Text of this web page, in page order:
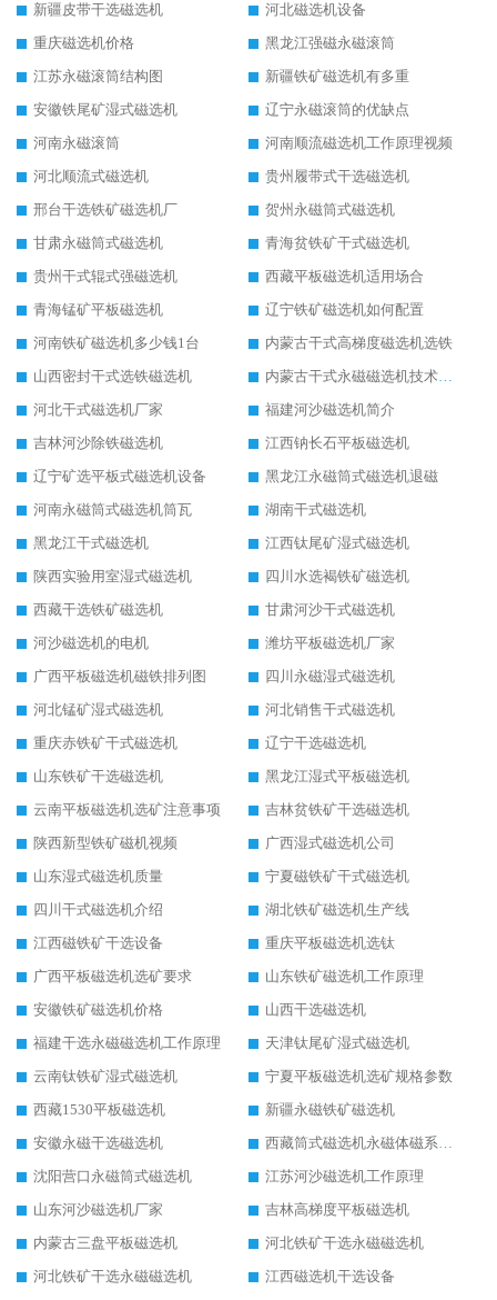
新疆皮带干选磁选机
河北磁选机设备
重庆磁选机价格
黑龙江强磁永磁滚筒
江苏永磁滚筒结构图
新疆铁矿磁选机有多重
安徽铁尾矿湿式磁选机
辽宁永磁滚筒的优缺点
河南永磁滚筒
河南顺流磁选机工作原理视频
河北顺流式磁选机
贵州履带式干选磁选机
邢台干选铁矿磁选机厂
贺州永磁筒式磁选机
甘肃永磁筒式磁选机
青海贫铁矿干式磁选机
贵州干式辊式强磁选机
西藏平板磁选机适用场合
青海锰矿平板磁选机
辽宁铁矿磁选机如何配置
河南铁矿磁选机多少钱1台
内蒙古干式高梯度磁选机选铁
山西密封干式选铁磁选机
内蒙古干式永磁磁选机技术要求
河北干式磁选机厂家
福建河沙磁选机简介
吉林河沙除铁磁选机
江西钠长石平板磁选机
辽宁矿选平板式磁选机设备
黑龙江永磁筒式磁选机退磁
河南永磁筒式磁选机筒瓦
湖南干式磁选机
黑龙江干式磁选机
江西钛尾矿湿式磁选机
陕西实验用室湿式磁选机
四川水选褐铁矿磁选机
西藏干选铁矿磁选机
甘肃河沙干式磁选机
河沙磁选机的电机
潍坊平板磁选机厂家
广西平板磁选机磁铁排列图
四川永磁湿式磁选机
河北锰矿湿式磁选机
河北销售干式磁选机
重庆赤铁矿干式磁选机
辽宁干选磁选机
山东铁矿干选磁选机
黑龙江湿式平板磁选机
云南平板磁选机选矿注意事项
吉林贫铁矿干选磁选机
陕西新型铁矿磁机视频
广西湿式磁选机公司
山东湿式磁选机质量
宁夏磁铁矿干式磁选机
四川干式磁选机介绍
湖北铁矿磁选机生产线
江西磁铁矿干选设备
重庆平板磁选机选钛
广西平板磁选机选矿要求
山东铁矿磁选机工作原理
安徽铁矿磁选机价格
山西干选磁选机
福建干选永磁磁选机工作原理
天津钛尾矿湿式磁选机
云南钛铁矿湿式磁选机
宁夏平板磁选机选矿规格参数
西藏1530平板磁选机
新疆永磁铁矿磁选机
安徽永磁干选磁选机
西藏筒式磁选机永磁体磁系设计
沈阳营口永磁筒式磁选机
江苏河沙磁选机工作原理
山东河沙磁选机厂家
吉林高梯度平板磁选机
内蒙古三盘平板磁选机
河北铁矿干选永磁磁选机
河北铁矿干选永磁磁选机
江西磁选机干选设备